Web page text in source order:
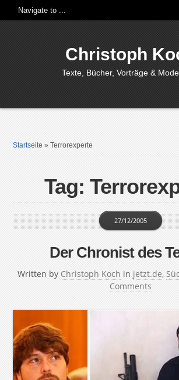
Christoph
Texte, Bücher, Vorträge &
Startseite »Terrorexperte
Tag:
Der Chronist des
Written by Christoph Koch
27/12/2005
in jetzt.de,
Comments